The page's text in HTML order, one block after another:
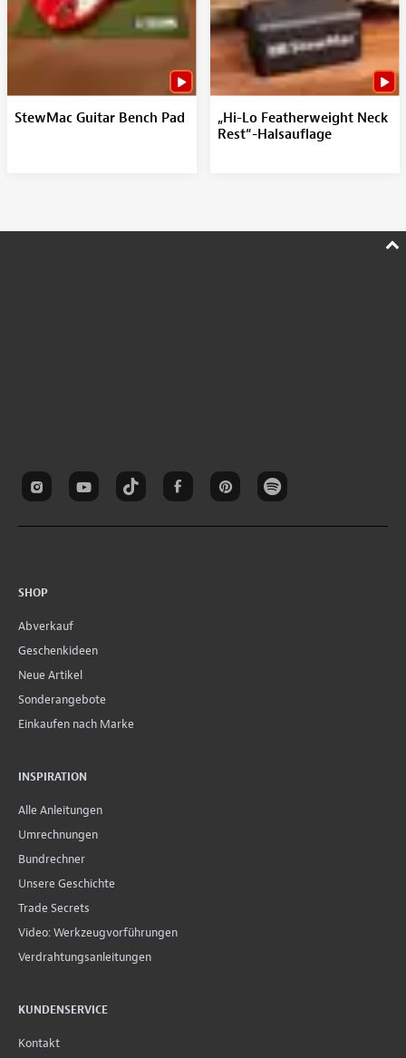
StewMac Guitar Bench Pad
„Hi-Lo Featherweight Neck
Rest“-Halsauflage
SHOP
Abverkauf
Geschenkideen
Neue Artikel
Sonderangebote
Einkaufen nach Marke
INSPIRATION
Alle Anleitungen
Umrechnungen
Bundrechner
Unsere Geschichte
Trade Secrets
Video: Werkzeugvorführungen
Verdrahtungsanleitungen
KUNDENSERVICE
Kontakt